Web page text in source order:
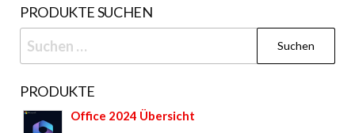
PRODUKTE SUCHEN
Suchen
nach:
PRODUKTE
Office 2024 Übersicht